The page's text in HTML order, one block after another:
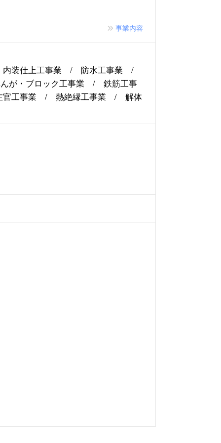
事業内容
装仕上工事業 / 防水工事業 /
・ブロック工事業 / 鉄筋工事
工事業 / 熱絶縁工事業 / 解体